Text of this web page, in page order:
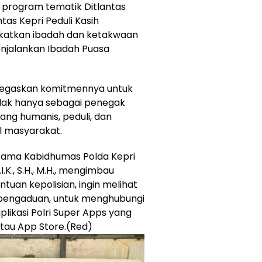
program tematik Ditlantas
Kepri Peduli Kasih
ibadah dan ketakwaan
Ibadah Puasa
komitmennya untuk
hanya sebagai penegak
humanis, peduli, dan
masyarakat.
Kabidhumas Polda Kepri
S.H., M.H., mengimbau
kepolisian, ingin melihat
untuk menghubungi
Polri Super Apps yang
App Store.(Red)